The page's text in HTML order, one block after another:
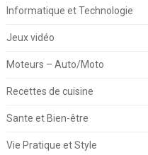
Informatique et Technologie
Jeux vidéo
Moteurs – Auto/Moto
Recettes de cuisine
Sante et Bien-être
Vie Pratique et Style